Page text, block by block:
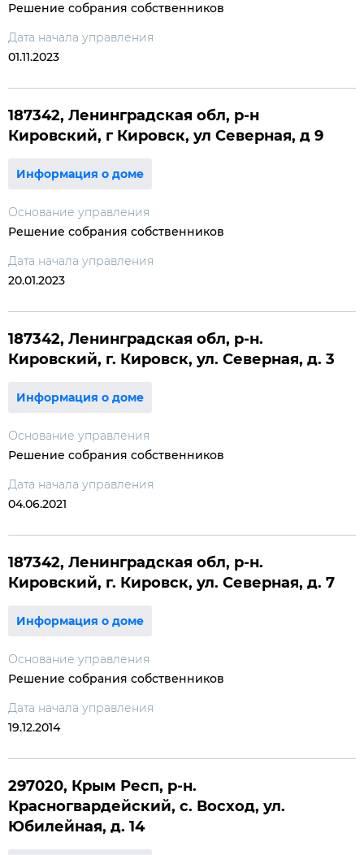
Решение собрания собственников
Дата начала управления
01.11.2023
187342, Ленинградская обл, р-н
Кировский, г Кировск, ул Северная, д 9
Информация о доме
Основание управления
Решение собрания собственников
Дата начала управления
20.01.2023
187342, Ленинградская обл, р-н.
Кировский, г. Кировск, ул. Северная, д. 3
Информация о доме
Основание управления
Решение собрания собственников
Дата начала управления
04.06.2021
187342, Ленинградская обл, р-н.
Кировский, г. Кировск, ул. Северная, д. 7
Информация о доме
Основание управления
Решение собрания собственников
Дата начала управления
19.12.2014
297020, Крым Респ, р-н.
Красногвардейский, с. Восход, ул.
Юбилейная, д. 14